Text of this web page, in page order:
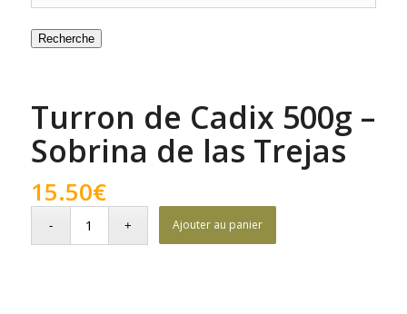
Recherche
Turron de Cadix 500g –
Sobrina de las Trejas
15.50€
Ajouter au panier